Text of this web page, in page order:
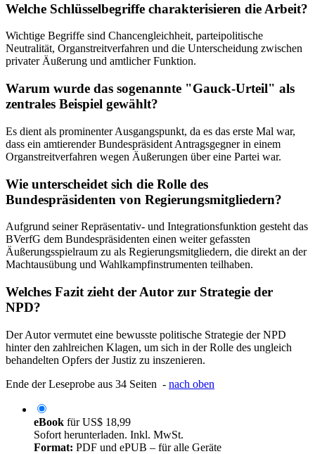
Welche Schlüsselbegriffe charakterisieren die Arbeit?
Wichtige Begriffe sind Chancengleichheit, parteipolitische
Neutralität, Organstreitverfahren und die Unterscheidung zwischen
privater Äußerung und amtlicher Funktion.
Warum wurde das sogenannte "Gauck-Urteil" als
zentrales Beispiel gewählt?
Es dient als prominenter Ausgangspunkt, da es das erste Mal war,
dass ein amtierender Bundespräsident Antragsgegner in einem
Organstreitverfahren wegen Äußerungen über eine Partei war.
Wie unterscheidet sich die Rolle des
Bundespräsidenten von Regierungsmitgliedern?
Aufgrund seiner Repräsentativ- und Integrationsfunktion gesteht das
BVerfG dem Bundespräsidenten einen weiter gefassten
Äußerungsspielraum zu als Regierungsmitgliedern, die direkt an der
Machtausübung und Wahlkampfinstrumenten teilhaben.
Welches Fazit zieht der Autor zur Strategie der
NPD?
Der Autor vermutet eine bewusste politische Strategie der NPD
hinter den zahlreichen Klagen, um sich in der Rolle des ungleich
behandelten Opfers der Justiz zu inszenieren.
Ende der Leseprobe aus 34 Seiten - nach oben
eBook fürUS$ 18,99
Sofort herunterladen. Inkl. MwSt.
Format: PDF und ePUB – für alle Geräte